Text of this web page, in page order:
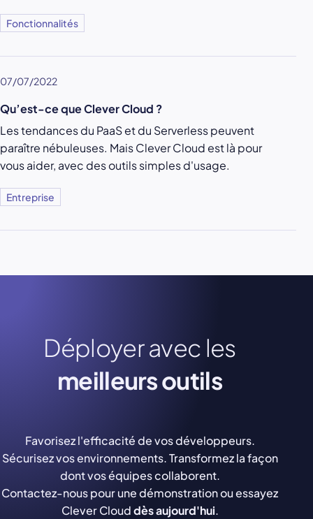
Fonctionnalités
07/07/2022
Qu’est-ce que Clever Cloud ?
Les tendances du PaaS et du Serverless peuvent
paraître nébuleuses. Mais Clever Cloud est là pour
vous aider, avec des outils simples d'usage.
Entreprise
Déployer avec les
meilleurs outils
Favorisez l'efficacité de vos développeurs.
Sécurisez vos environnements. Transformez la façon
dont vos équipes collaborent.
Contactez-nous pour une démonstration ou essayez
Clever Clouddès aujourd'hui.